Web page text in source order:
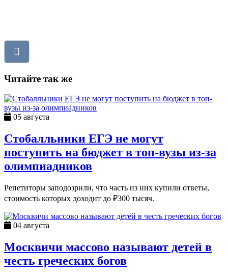
Читайте так же
05 августа
Стобалльники ЕГЭ не могут
поступить на бюджет в топ-вузы из-за
олимпиадников
Репетиторы заподозрили, что часть из них купили ответы,
стоимость которых доходит до ₽300 тысяч.
04 августа
Москвичи массово называют детей в
честь греческих богов